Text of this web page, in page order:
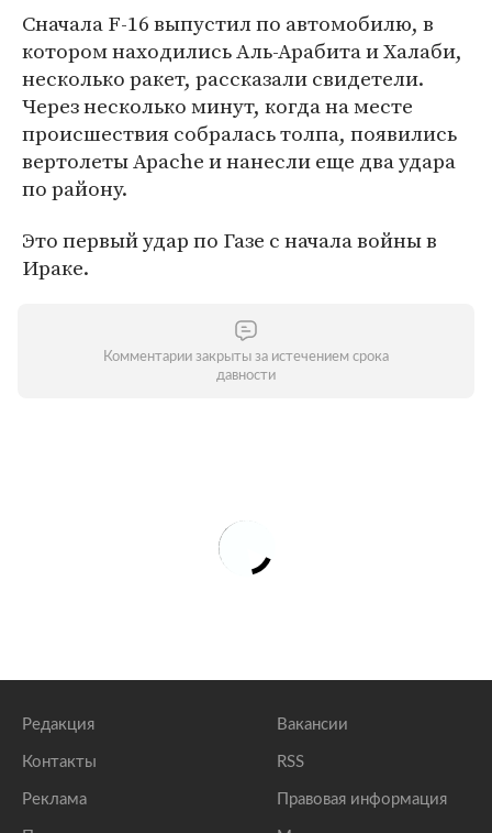
Сначала F-16 выпустил по автомобилю, в
котором находились Аль-Арабита и Халаби,
несколько ракет, рассказали свидетели.
Через несколько минут, когда на месте
происшествия собралась толпа, появились
вертолеты Apache и нанесли еще два удара
по району.
Это первый удар по Газе с начала войны в
Ираке.
Комментарии закрыты за истечением срока
давности
Редакция
Контакты
Реклама
Вакансии
RSS
Правовая информация